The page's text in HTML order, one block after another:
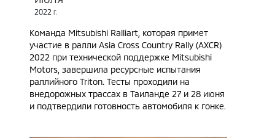
2022 Г.
Команда Mitsubishi Ralliart, которая примет
участие в ралли Asia Cross Country Rally (AXCR)
2022 при технической поддержке Mitsubishi
Motors, завершила ресурсные испытания
раллийного Triton. Тесты проходили на
внедорожных трассах в Таиланде 27 и 28 июня
и подтвердили готовность автомобиля к гонке.